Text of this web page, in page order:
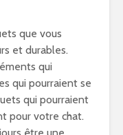
que vous
et durables.
qui
qui pourraient se
qui pourraient
pour votre chat.